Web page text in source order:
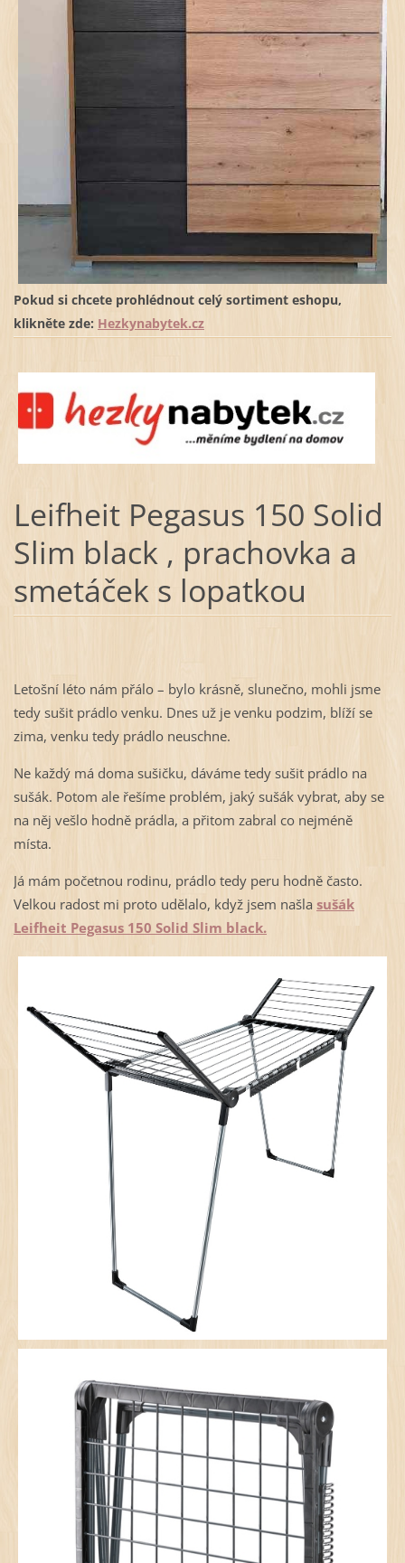
Pokud si chcete prohlédnout celý sortiment eshopu,
klikněte zde: Hezkynabytek.cz
Leifheit Pegasus 150 Solid
Slim black , prachovka a
smetáček s lopatkou
Letošní léto nám přálo – bylo krásně, slunečno, mohli jsme
tedy sušit prádlo venku. Dnes už je venku podzim, blíží se
zima, venku tedy prádlo neuschne.
Ne každý má doma sušičku, dáváme tedy sušit prádlo na
sušák. Potom ale řešíme problém, jaký sušák vybrat, aby se
na něj vešlo hodně prádla, a přitom zabral co nejméně
místa.
Já mám početnou rodinu, prádlo tedy peru hodně často.
Velkou radost mi proto udělalo, když jsem našla sušák
Leifheit Pegasus 150 Solid Slim black.